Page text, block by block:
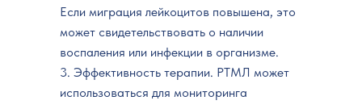
Если миграция лейкоцитов повышена, это
может свидетельствовать о наличии
воспаления или инфекции в организме.
3. Эффективность терапии. РТМЛ может
использоваться для мониторинга